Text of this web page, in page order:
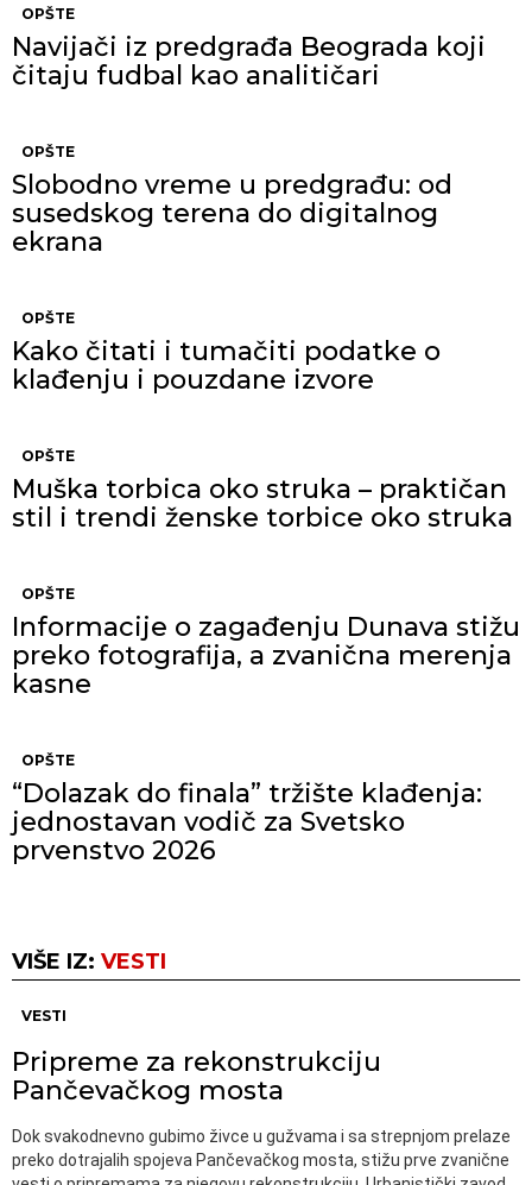
OPŠTE
Navijači iz predgrađa Beograda koji
čitaju fudbal kao analitičari
OPŠTE
Slobodno vreme u predgrađu: od
susedskog terena do digitalnog
ekrana
OPŠTE
Kako čitati i tumačiti podatke o
klađenju i pouzdane izvore
OPŠTE
Muška torbica oko struka – praktičan
stil i trendi ženske torbice oko struka
OPŠTE
Informacije o zagađenju Dunava stižu
preko fotografija, a zvanična merenja
kasne
OPŠTE
“Dolazak do finala” tržište klađenja:
jednostavan vodič za Svetsko
prvenstvo 2026
VIŠE IZ: VESTI
VESTI
Pripreme za rekonstrukciju
Pančevačkog mosta
Dok svakodnevno gubimo živce u gužvama i sa strepnjom prelaze
preko dotrajalih spojeva Pančevačkog mosta, stižu prve zvanične